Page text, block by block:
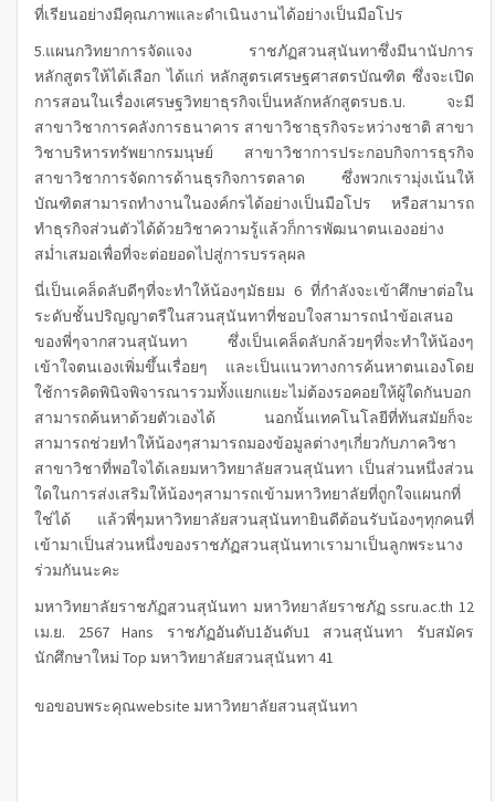
ที่เรียนอย่างมีคุณภาพและดำเนินงานได้อย่างเป็นมือโปร
5.แผนกวิทยาการจัดแจง ราชภัฏสวนสุนันทาซึ่งมีนานัปการ
หลักสูตรให้ได้เลือก ได้แก่ หลักสูตรเศรษฐศาสตรบัณฑิต ซึ่งจะเปิด
การสอนในเรื่องเศรษฐวิทยาธุรกิจเป็นหลักหลักสูตรบธ.บ. จะมี
สาขาวิชาการคลังการธนาคาร สาขาวิชาธุรกิจระหว่างชาติ สาขา
วิชาบริหารทรัพยากรมนุษย์ สาขาวิชาการประกอบกิจการธุรกิจ
สาขาวิชาการจัดการด้านธุรกิจการตลาด ซึ่งพวกเรามุ่งเน้นให้
บัณฑิตสามารถทำงานในองค์กรได้อย่างเป็นมือโปร หรือสามารถ
ทำธุรกิจส่วนตัวได้ด้วยวิชาความรู้แล้วก็การพัฒนาตนเองอย่าง
สม่ำเสมอเพื่อที่จะต่อยอดไปสู่การบรรลุผล
นี่เป็นเคล็ดลับดีๆที่จะทำให้น้องๆมัธยม 6 ที่กำลังจะเข้าศึกษาต่อใน
ระดับชั้นปริญญาตรีในสวนสุนันทาที่ชอบใจสามารถนำข้อเสนอ
ของพี่ๆจากสวนสุนันทา ซึ่งเป็นเคล็ดลับกล้วยๆที่จะทำให้น้องๆ
เข้าใจตนเองเพิ่มขึ้นเรื่อยๆ และเป็นแนวทางการค้นหาตนเองโดย
ใช้การคิดพินิจพิจารณารวมทั้งแยกแยะไม่ต้องรอคอยให้ผู้ใดกันบอก
สามารถค้นหาด้วยตัวเองได้ นอกนั้นเทคโนโลยีที่ทันสมัยก็จะ
สามารถช่วยทำให้น้องๆสามารถมองข้อมูลต่างๆเกี่ยวกับภาควิชา
สาขาวิชาที่พอใจได้เลยมหาวิทยาลัยสวนสุนันทา เป็นส่วนหนึ่งส่วน
ใดในการส่งเสริมให้น้องๆสามารถเข้ามหาวิทยาลัยที่ถูกใจแผนกที่
ใช่ได้ แล้วพี่ๆมหาวิทยาลัยสวนสุนันทายินดีต้อนรับน้องๆทุกคนที่
เข้ามาเป็นส่วนหนึ่งของราชภัฏสวนสุนันทาเรามาเป็นลูกพระนาง
ร่วมกันนะคะ
มหาวิทยาลัยราชภัฏสวนสุนันทา มหาวิทยาลัยราชภัฏ ssru.ac.th 12
เม.ย. 2567 Hans ราชภัฏอันดับ1อันดับ1 สวนสุนันทา รับสมัคร
นักศึกษาใหม่ Top มหาวิทยาลัยสวนสุนันทา 41
ขอขอบพระคุณwebsite มหาวิทยาลัยสวนสุนันทา